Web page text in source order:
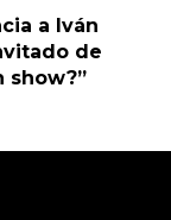
a Iván
de
show?”